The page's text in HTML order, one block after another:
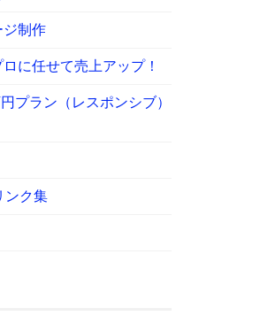
ジ制作
に任せて売上アップ！
プラン（レスポンシブ）
ンク集